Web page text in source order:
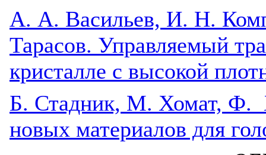
А. А. Васильев, И. Н.
Тарасов. Управляемый
кристалле с высокой
Б. Стадник, М. Хомат, Ф.
новых материалов для